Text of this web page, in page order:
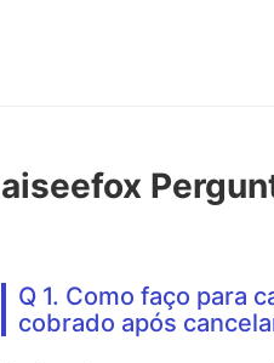
aiseefox
Q 1. Como faço para
cobrado após